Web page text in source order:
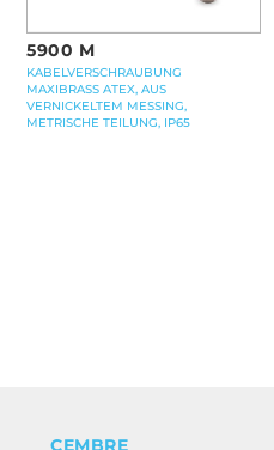
5900 M
KABELVERSCHRAUBUNG
MAXIBRASS ATEX, AUS
VERNICKELTEM MESSING,
METRISCHE TEILUNG, IP65
CEMBRE